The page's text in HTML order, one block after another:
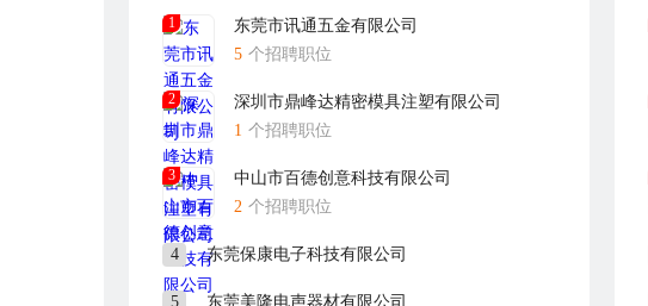
1
东莞市讯通五金有限公司
5 个招聘职位
2
深圳市鼎峰达精密模具注塑有限公司
1 个招聘职位
3
中山市百德创意科技有限公司
2 个招聘职位
4 东莞保康电子科技有限公司
5 东莞美隆电声器材有限公司